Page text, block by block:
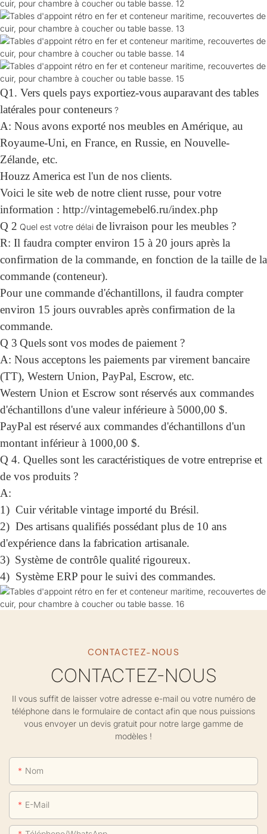
Q1. Vers quels pays exportiez-vousauparavantdes tables
latérales pour conteneurs ?
A: Nous avons exporté nos meubles en Amérique, au
Royaume-Uni, en France, en Russie, en Nouvelle-
Zélande, etc.
Houzz America est l'un de nos clients.
Voici le site web de notre client russe, pour votre
information : http://vintagemebel6.ru/index.php
Q 2 Quel est votre délai delivraison pour les meubles ?
R: Il faudra compter environ 15 à 20 jours après la
confirmation de la commande, en fonction de la taille de la
commande (conteneur).
Pour une commande d'échantillons, il faudra compter
environ 15 jours ouvrables après confirmation de la
commande.
Q 3 Quelssont vos modes de paiement ?
A: Nous acceptons les paiements par virement bancaire
(TT), Western Union, PayPal, Escrow, etc.
Western Union et Escrow sont réservés aux commandes
d'échantillons d'une valeur inférieure à 5000,00 $.
PayPal est réservé aux commandes d'échantillons d'un
montant inférieur à 1000,00 $.
Q 4. Quelles sont les caractéristiques de votre entreprise et
de vos produits ?
A:
1) Cuir véritable vintage importé du Brésil.
2) Des artisans qualifiés possédant plus de 10 ans
d'expérience dans la fabrication artisanale.
3) Système de contrôle qualité rigoureux.
4) Système ERP pour le suivi des commandes.
CONTACTEZ-NOUS
CONTACTEZ-NOUS
Il vous suffit de laisser votre adresse e-mail ou votre numéro de
téléphone dans le formulaire de contact afin que nous puissions
vous envoyer un devis gratuit pour notre large gamme de
modèles !
Nom
E-Mail